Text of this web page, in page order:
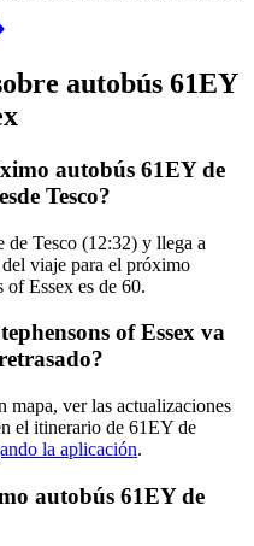
autobús 61EY
autobús 61EY de
Tesco?
Tesco (12:32) y llega a
viaje para el próximo
of Essex es de 60.
of Essex va
mapa, ver las actualizaciones
el itinerario de 61EY de
la aplicación.
autobús 61EY de